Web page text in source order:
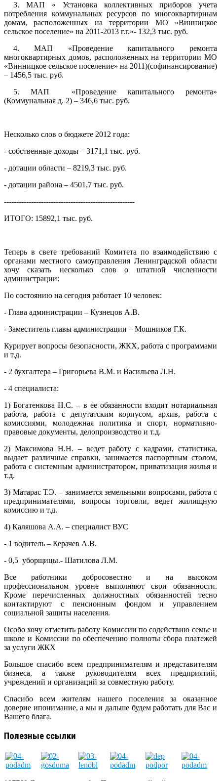
3. МАП « Установка коллективных приборов учета
потребления коммунальных ресурсов по многоквартирным
домам, расположенных на территории МО «Винницкое
сельское поселение» на 2011-2013 г.г.»- 132,3 тыс. руб.
4. МАП «Проведение капитального ремонта
многоквартирных домов, расположенных на территории МО
«Винницкое сельское поселение» на 2011)(софинансирование)
– 1456,5 тыс. руб.
5. МАП «Проведение капитального ремонта»
(Коммунальная д. 2) – 346,6 тыс. руб.
Несколько слов о бюджете 2012 года:
- собственные доходы – 3171,1 тыс. руб.
- дотации области – 8219,3 тыс. руб.
- дотации района – 4501,7 тыс. руб.
-----------------------------------------------------
ИТОГО: 15892,1 тыс. руб.
Теперь в свете требований Комитета по взаимодействию с
органами местного самоуправления Ленинградской области
хочу сказать несколько слов о штатной численности
администрации:
По состоянию на сегодня работает 10 человек:
- Глава администрации – Кузнецов А.В.
- Заместитель главы администрации – Мошников Г.К.
Курирует вопросы безопасности, ЖКХ, работа с программами
и т.д.
- 2 бухгалтера – Григорьева В.М. и Васильева Л.Н.
- 4 специалиста:
1) Богатенкова Н.С. – в ее обязанности входит нотариальная
работа, работа с депутатским корпусом, архив, работа с
комиссиями, молодежная политика и спорт, нормативно-
правовые документы, делопроизводство и т.д.
2) Максимова Н.Н. – ведет работу с кадрами, статистика,
выдает различные справки, занимается паспортным столом,
работа с системным администратором, приватизация жилья и
т.д.
3) Матарас Т.Э. – занимается земельными вопросами, работа с
предпринимателями, вопросы торговли, ведет жилищную
комиссию и т.д.
4) Каляшова А.А. – специалист ВУС
- 1 водитель – Керачев А.В.
- 0,5 уборщицы.- Шатилова Л.М.
Все работники добросовестно и на высоком
профессиональном уровне выполняют свои обязанности.
Кроме перечисленных должностных обязанностей тесно
контактируют с пенсионным фондом и управлением
социальной защиты населения.
Особо хочу отметить работу Комиссии по содействию семье и
школе и Комиссии по обеспечению полноты сбора платежей
за услуги ЖКХ
Большое спасибо всем предпринимателям и представителям
бизнеса, а также руководителям всех предприятий,
учреждений и организаций за совместную работу.
Спасибо всем жителям нашего поселения за оказанное
доверие ипонимание, а мы и дальше будем работать для Вас и
Вашего блага.
Полезные ссылки